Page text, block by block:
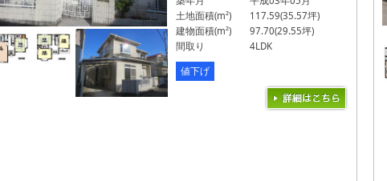
土地面積(m²)
117.59(35.57坪)
建物面積(m²)
97.70(29.55坪)
間取り
4LDK
値下げ